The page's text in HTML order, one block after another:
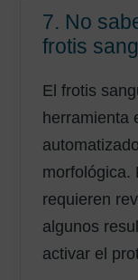
7. No
frotis
El frotis
herramienta
morfológica.
requieren
algunos
activar el